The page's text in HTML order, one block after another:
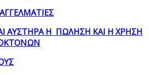
ΑΥΣΤΗΡΑ Η ΠΩΛΗΣΗ ΚΑΙ Η ΧΡΗΣΗ